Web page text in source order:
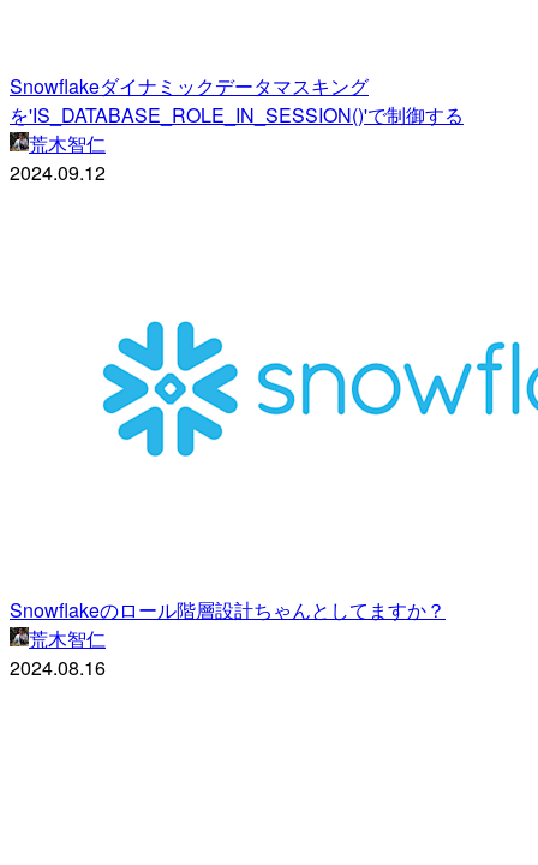
Snowflakeダイナミックデータマスキング
を'IS_DATABASE_ROLE_IN_SESSION()'で制御する
荒木智仁
2024.09.12
Snowflakeのロール階層設計ちゃんとしてますか？
荒木智仁
2024.08.16